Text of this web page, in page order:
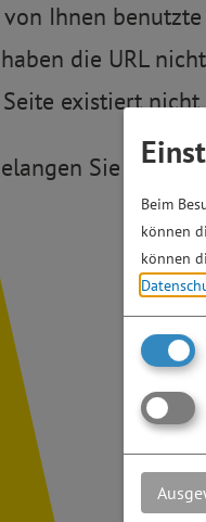
von Ihnen
die URL
existiert nicht
Sie zur
Beim
können
können